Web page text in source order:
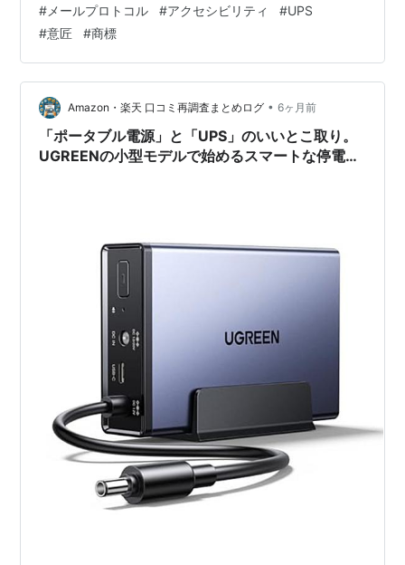
てもらったのがこちら。 1. SMTP（送信） 役割： クライ
アントからサーバーへ、またはサーバー間でメールを送
る。 覚え方： Send Mail To People（メールを人に送
る）の略だと思い込…
# メールプロトコル #アクセシビリティ #UPS
#意匠 #商標
Amazon・楽天 口コミ再調査まとめログ • 6ヶ月前
「ポータブル電源」と「UPS」のいいとこ取り。
UGREENの小型モデルで始めるスマートな停電対